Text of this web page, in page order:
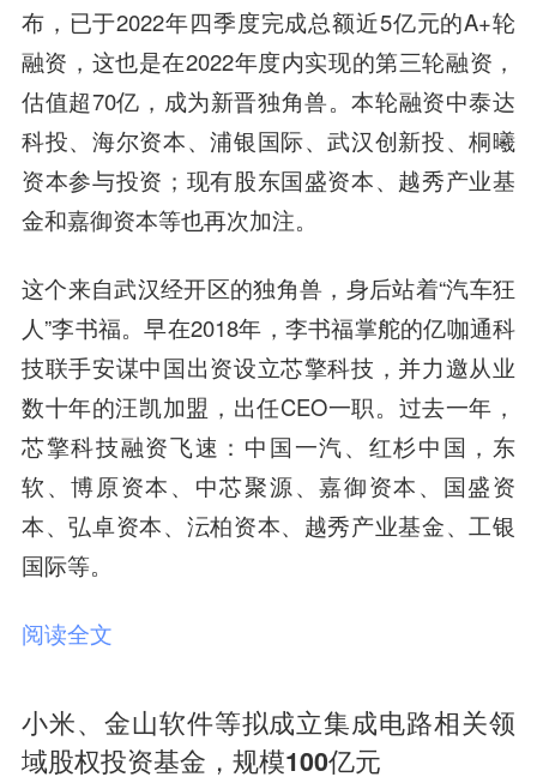
布，已于2022年四季度完成总额近5亿元的A+轮
融资，这也是在2022年度内实现的第三轮融资，
估值超70亿，成为新晋独角兽。本轮融资中泰达
科投、海尔资本、浦银国际、武汉创新投、桐曦
资本参与投资；现有股东国盛资本、越秀产业基
金和嘉御资本等也再次加注。
这个来自武汉经开区的独角兽，身后站着“汽车狂
人”李书福。早在2018年，李书福掌舵的亿咖通科
技联手安谋中国出资设立芯擎科技，并力邀从业
数十年的汪凯加盟，出任CEO一职。过去一年，
芯擎科技融资飞速：中国一汽、红杉中国，东
软、博原资本、中芯聚源、嘉御资本、国盛资
本、弘卓资本、沄柏资本、越秀产业基金、工银
国际等。
阅读全文
小米、金山软件等拟成立集成电路相关领
域股权投资基金，规模100亿元